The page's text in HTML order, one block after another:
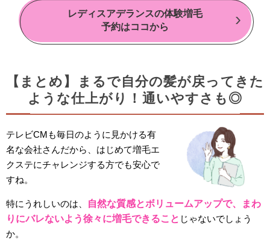
レディスアデランスの体験増毛
予約はココから
【まとめ】まるで自分の髪が戻ってきた
ような仕上がり！通いやすさも◎
テレビCMも毎日のように見かける有
名な会社さんだから、はじめて増毛エ
クステにチャレンジする方でも安心で
すね。
特にうれしいのは、
自然な質感とボリュームアップで、まわ
りにバレないよう徐々に増毛できること じゃないでしょう
か。